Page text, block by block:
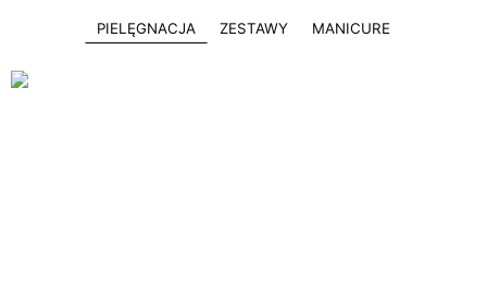
PIELĘGNACJA ZESTAWY MANICURE